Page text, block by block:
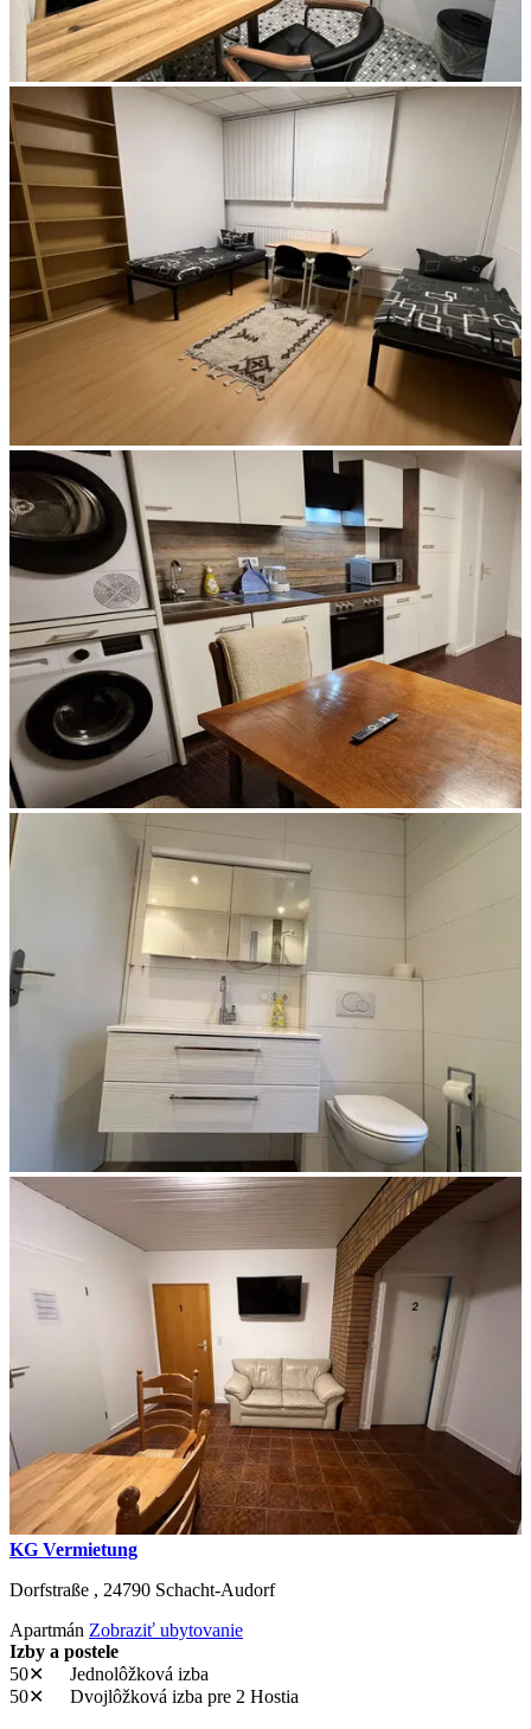
KG Vermietung
Dorfstraße , 24790 Schacht-Audorf
Apartmán Zobraziť ubytovanie
Izby a postele
50✕
Jednolôžková izba
50✕
Dvojlôžková izba pre 2 Hostia